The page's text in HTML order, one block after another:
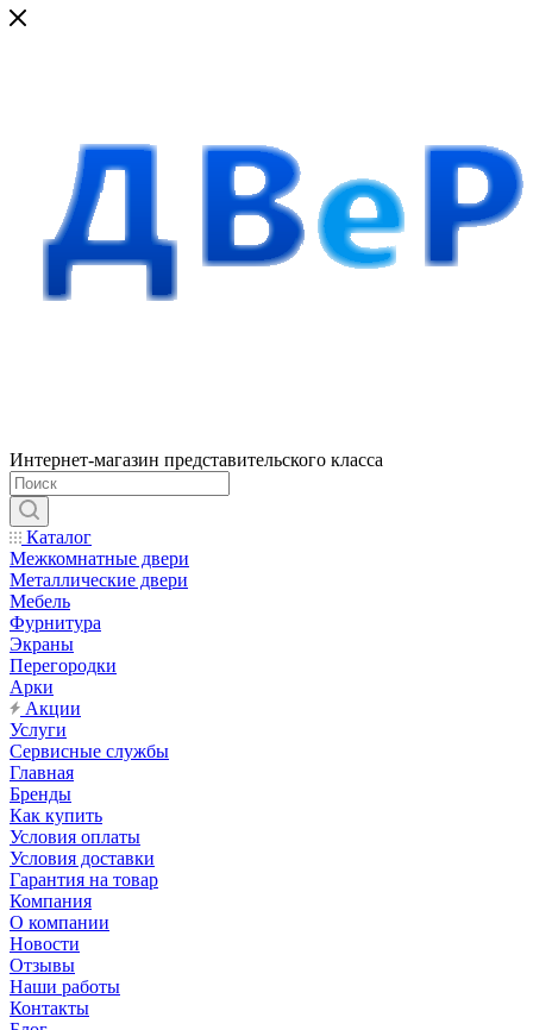
Интернет-магазин представительского класса
Каталог
Межкомнатные двери
Металлические двери
Мебель
Фурнитура
Экраны
Перегородки
Арки
Акции
Услуги
Сервисные службы
Главная
Бренды
Как купить
Условия оплаты
Условия доставки
Гарантия на товар
Компания
О компании
Новости
Отзывы
Наши работы
Контакты